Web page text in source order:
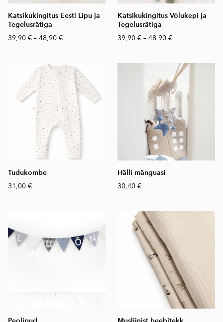
Katsikukingitus Eesti Lipu ja
Tegelusrätiga
39,90 € – 48,90 €
Katsikukingitus Võlukepi ja
Tegelusrätiga
39,90 € – 48,90 €
Tudukombe
31,00 €
Hälli mänguasi
30,40 €